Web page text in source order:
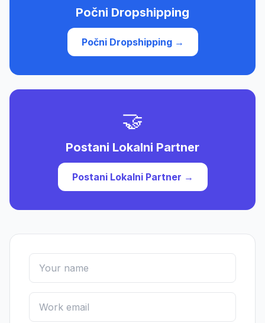
Počni Dropshipping
Počni Dropshipping →
🤝
Postani Lokalni Partner
Postani Lokalni Partner →